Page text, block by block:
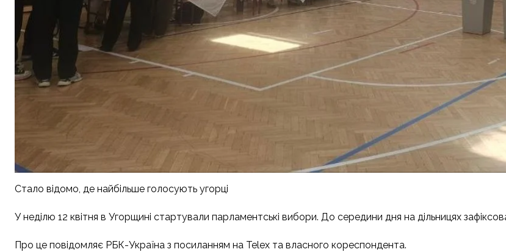
Стало відомо, де найбільше голосують угорці
У неділю 12 квітня в Угорщині стартували парламентські вибори. До середини дня на дільницях
Про це повідомляє РБК-Україна з посиланням на Telex та власного кореспондента.